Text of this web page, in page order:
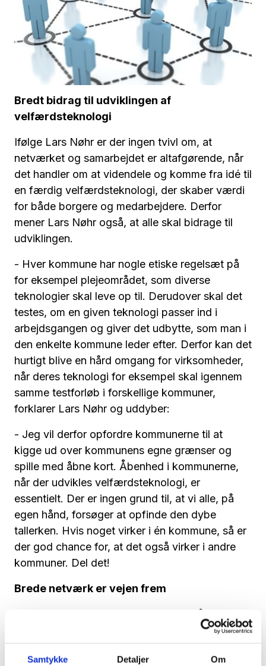
Samtykke Detaljer Om
Bredt bidrag til udviklingen af
velfærdsteknologi
Ifølge Lars Nøhr er der ingen tvivl om, at
netværket og samarbejdet er altafgørende, når
det handler om at videndele og komme fra idé til
en færdig velfærdsteknologi, der skaber værdi
for både borgere og medarbejdere. Derfor
mener Lars Nøhr også, at alle skal bidrage til
udviklingen.
- Hver kommune har nogle etiske regelsæt på
for eksempel plejeområdet, som diverse
teknologier skal leve op til. Derudover skal det
testes, om en given teknologi passer ind i
arbejdsgangen og giver det udbytte, som man i
den enkelte kommune leder efter. Derfor kan det
hurtigt blive en hård omgang for virksomheder,
når deres teknologi for eksempel skal igennem
samme testforløb i forskellige kommuner,
forklarer Lars Nøhr og uddyber:
- Jeg vil derfor opfordre kommunerne til at
kigge ud over kommunens egne grænser og
spille med åbne kort. Åbenhed i kommunerne,
når der udvikles velfærdsteknologi, er
essentielt. Der er ingen grund til, at vi alle, på
egen hånd, forsøger at opfinde den dybe
tallerken. Hvis noget virker i én kommune, så er
der god chance for, at det også virker i andre
kommuner. Del det!
Brede netværk er vejen frem
Lars Nøhr nævner selv et eksempel på en
erfaring, han har gjort sig ved at benytte et
bredt netværk som CareNet til at bringe noget
positivt til sin kommune.